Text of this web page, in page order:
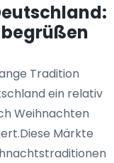
Tradition
ein relativ
Weihnachten
Märkte